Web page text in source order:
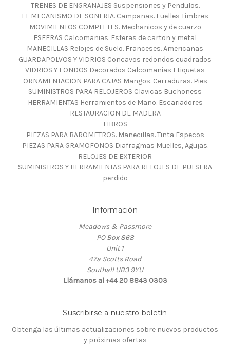
TRENES DE ENGRANAJES Suspensiones y Pendulos.
EL MECANISMO DE SONERIA. Campanas. Fuelles Timbres
MOVIMIENTOS COMPLETES. Mechanicos y de cuarzo
ESFERAS Calcomanias. Esferas de carton y metal
MANECILLAS Relojes de Suelo. Franceses. Americanas
GUARDAPOLVOS Y VIDRIOS Concavos redondos cuadrados
VIDRIOS Y FONDOS Decorados Calcomanias Etiquetas
ORNAMENTACION PARA CAJAS Mangos. Cerraduras. Pies
SUMINISTROS PARA RELOJEROS Clavicas Buchoness
HERRAMIENTAS Herramientos de Mano. Escariadores
RESTAURACION DE MADERA
LIBROS
PIEZAS PARA BAROMETROS. Manecillas. Tinta Especos
PIEZAS PARA GRAMOFONOS Diafragmas Muelles, Agujas.
RELOJES DE EXTERIOR
SUMINISTROS Y HERRAMIENTAS PARA RELOJES DE PULSERA
perdido
Información
Meadows & Passmore
PO Box 868
Unit 1
47a Scotts Road
Southall UB3 9YU
Llámanos al +44 20 8843 0303
Suscribirse a nuestro boletín
Obtenga las últimas actualizaciones sobre nuevos productos
y próximas ofertas